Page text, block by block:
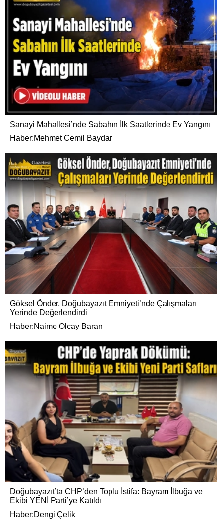
Sanayi Mahallesi’nde Sabahın İlk Saatlerinde Ev Yangını
Haber:Mehmet Cemil Baydar
Göksel Önder, Doğubayazıt Emniyeti’nde Çalışmaları
Yerinde Değerlendirdi
Haber:Naime Olcay Baran
Doğubayazıt’ta CHP’den Toplu İstifa: Bayram İlbuğa ve
Ekibi YENİ Parti’ye Katıldı
Haber:Dengi Çelik